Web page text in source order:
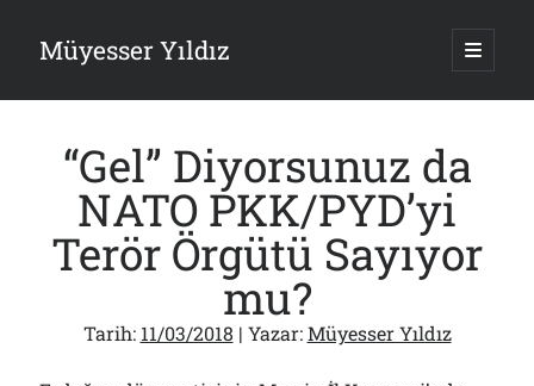
Müyesser Yıldız ana
Yan
Menü
Son Yazılar
Gazi’den Milletvekillerine Kurşun Gibi Sözler!..
07/08/2026
“Gel” Diyorsunuz da
NATO PKK/PYD’yi
Terör Örgütü Sayıyor
mu?
Tarih: 11/03/2018 | Yazar:Müyesser Yıldız